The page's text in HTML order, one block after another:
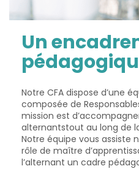
Un
Notre CFA dispose d’une
composée de
mission est
alternantstout au long de
Notre équipe vous assiste
rôle de maître
l’alternant un cadre